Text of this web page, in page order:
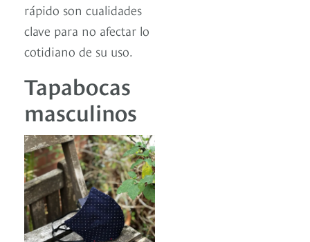
rápido son cualidades
clave para no afectar lo
cotidiano de su uso.
Tapabocas
masculinos